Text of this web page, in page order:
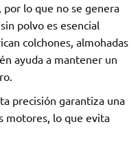
lo que no se genera
polvo es esencial
colchones, almohadas
ayuda a mantener un
precisión garantiza una
motores, lo que evita